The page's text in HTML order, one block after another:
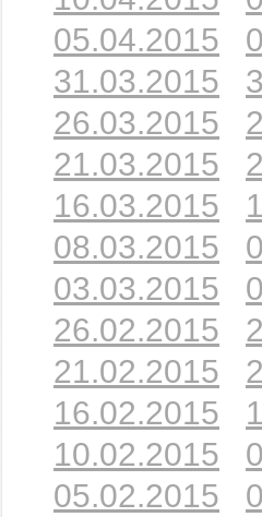
05.04.2015
31.03.2015
26.03.2015
21.03.2015
16.03.2015
08.03.2015
03.03.2015
26.02.2015
21.02.2015
16.02.2015
10.02.2015
05.02.2015